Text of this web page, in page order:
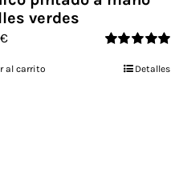
verdes
5.00de 5
€
al carrito Detalles